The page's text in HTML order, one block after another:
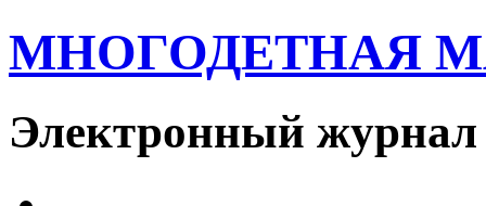
МНОГОДЕТНАЯ
Электронный журнал